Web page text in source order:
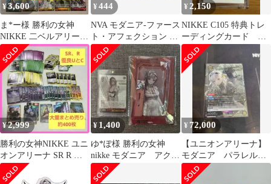
¥3,600
ま*ー様 勝利の女神
NIKKE 二ベルアリー
ナ SR20枚セット
¥444
NVA モダニア-ファース
ト・アフェクション SR
など
¥ 2,150
NIKKE C105 特典トレ
ーディングカード モ
ダニア
¥2,999
勝利の女神NIKKE ユニ
オンアリーナ SR R 優
良UC 約400枚まとめ売
り
¥ 1,400
ゆ*ぽ様 勝利の女神
nikke モダニア アクス
タ カードセット(本日
まで)
¥ 72,000
【ユニオンアリーナ】
モダニア パラレル
SR★★★ おまけ付き